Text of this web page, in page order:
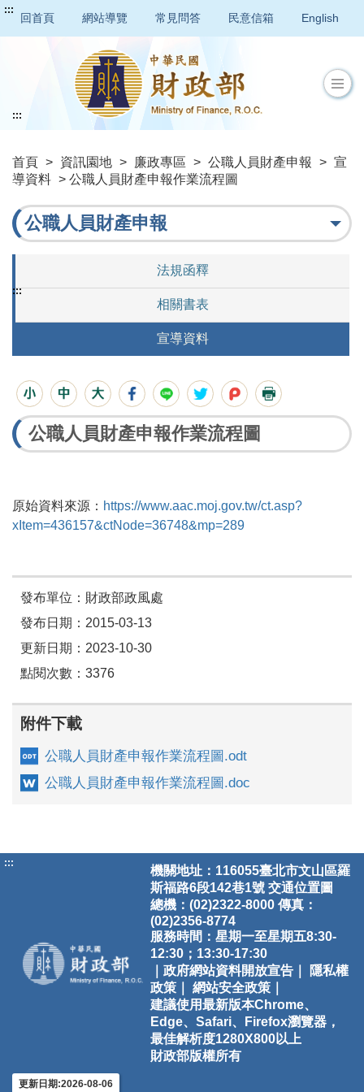
:::
回首頁 網站導覽 常見問答 民意信箱 English
首頁 > 資訊園地 > 廉政專區 > 公職人員財產申報 > 宣
導資料 > 公職人員財產申報作業流程圖
:::
公職人員財產申報
法規函釋
相關書表
宣導資料
:::
公職人員財產申報作業流程圖
原始資料來源： https://www.aac.moj.gov.tw/ct.asp?
xItem=436157&ctNode=36748&mp=289
發布單位：財政部政風處
發布日期：2015-03-13
更新日期：2023-10-30
點閱次數：3376
附件下載
公職人員財產申報作業流程圖.odt
公職人員財產申報作業流程圖.doc
:::
機關地址：116055臺北市文山區羅
斯福路6段142巷1號 交通位置圖
總機：(02)2322-8000 傳真：
(02)2356-8774
服務時間：星期一至星期五8:30-
12:30；13:30-17:30
｜政府網站資料開放宣告｜
隱私權
政策｜
網站安全政策｜
建議使用最新版本Chrome、
Edge、Safari、Firefox瀏覽器，
最佳解析度1280X800以上
財政部版權所有
更新日期:2026-08-06